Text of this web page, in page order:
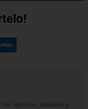
te o!
opinión, análisis y